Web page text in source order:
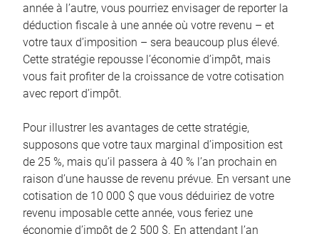
année à l’autre, vous pourriez envisager de reporter la
déduction fiscale à une année où votre revenu – et
votre taux d’imposition – sera beaucoup plus élevé.
Cette stratégie repousse l’économie d’impôt, mais
vous fait profiter de la croissance de votre cotisation
avec report d’impôt.
Pour illustrer les avantages de cette stratégie,
supposons que votre taux marginal d’imposition est
de 25 %, mais qu’il passera à 40 % l’an prochain en
raison d’une hausse de revenu prévue. En versant une
cotisation de 10 000 $ que vous déduiriez de votre
revenu imposable cette année, vous feriez une
économie d’impôt de 2 500 $. En attendant l’an